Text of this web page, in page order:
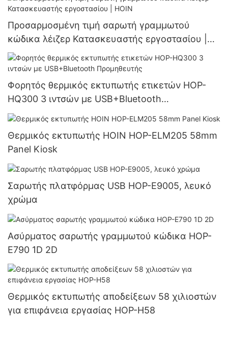
Προσαρμοσμένη τιμή σαρωτή γραμμωτού
κώδικα λέιζερ Κατασκευαστής εργοστασίου |
HOIN
Φορητός θερμικός εκτυπωτής ετικετών HOP-
HQ300 3 ιντσών με USB+Bluetooth
Προμηθευτής
Θερμικός εκτυπωτής HOIN HOP-ELM205 58mm
Panel Kiosk
Σαρωτής πλατφόρμας USB HOP-E9005, λευκό
χρώμα
Ασύρματος σαρωτής γραμμωτού κώδικα HOP-
E790 1D 2D
Θερμικός εκτυπωτής αποδείξεων 58 χιλιοστών
για επιφάνεια εργασίας HOP-H58